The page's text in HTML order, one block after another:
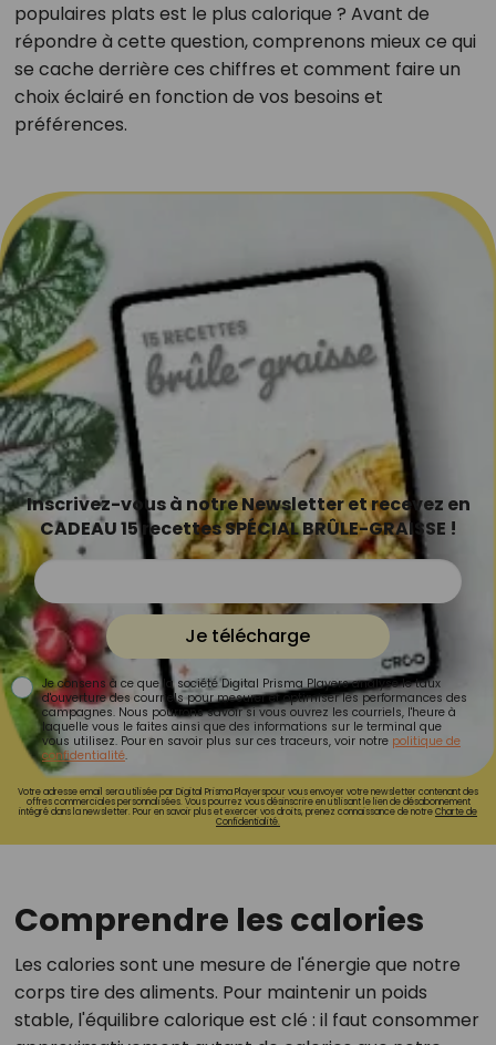
populaires plats est le plus calorique ? Avant de
répondre à cette question, comprenons mieux ce qui
se cache derrière ces chiffres et comment faire un
choix éclairé en fonction de vos besoins et
préférences.
Inscrivez-vous à notre Newsletter et recevez en
CADEAU 15 recettes SPÉCIAL BRÛLE-GRAISSE !
Je télécharge
Je consens à ce que la société Digital Prisma Players analyse le taux
d'ouverture des courriels pour mesurer et optimiser les performances des
campagnes. Nous pourrons savoir si vous ouvrez les courriels, l'heure à
laquelle vous le faites ainsi que des informations sur le terminal que
vous utilisez. Pour en savoir plus sur ces traceurs, voir notre politique de
confidentialité.
Votre adresse email sera utilisée par Digital Prisma Playerspour vous envoyer votre newsletter contenant des
offres commerciales personnalisées. Vous pourrez vous désinscrire en utilisant le lien de désabonnement
intégré dans la newsletter. Pour en savoir plus et exercer vos droits, prenez connaissance de notreCharte de
Confidentialité.
Comprendre les calories
Les calories sont une mesure de l'énergie que notre
corps tire des aliments. Pour maintenir un poids
stable, l'équilibre calorique est clé : il faut consommer